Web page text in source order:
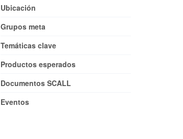
Ubicación
Grupos meta
Temáticas clave
Productos esperados
Documentos SCALL
Eventos